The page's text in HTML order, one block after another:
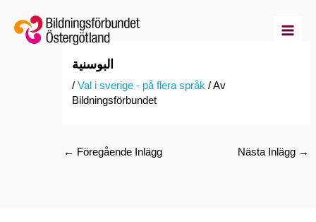
innehåll
البوسنية
/Val i sverige - på flera språk / Av
Bildningsförbundet
← Föregående Inlägg Nästa Inlägg →